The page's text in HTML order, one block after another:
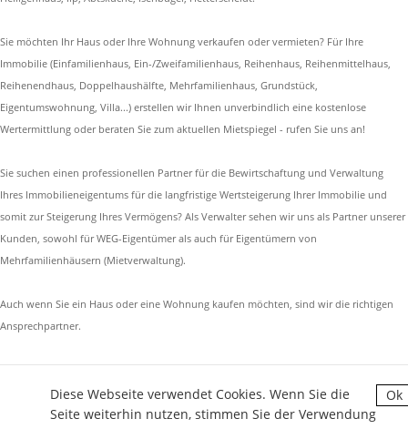
Diese Webseite verwendet Cookies. Wenn Sie die
Seite weiterhin nutzen, stimmen Sie der Verwendung
Ok
Sie möchten Ihr Haus oder Ihre Wohnung verkaufen oder vermieten? Für Ihre
Immobilie (Einfamilienhaus, Ein-/Zweifamilienhaus, Reihenhaus, Reihenmittelhaus,
Reihenendhaus, Doppelhaushälfte, Mehrfamilienhaus, Grundstück,
Eigentumswohnung, Villa...) erstellen wir Ihnen unverbindlich eine kostenlose
Wertermittlung oder beraten Sie zum aktuellen Mietspiegel - rufen Sie uns an!
Sie suchen einen professionellen Partner für die Bewirtschaftung und Verwaltung
Ihres Immobilieneigentums für die langfristige Wertsteigerung Ihrer Immobilie und
somit zur Steigerung Ihres Vermögens? Als Verwalter sehen wir uns als Partner unserer
Kunden, sowohl für WEG-Eigentümer als auch für Eigentümern von
Mehrfamilienhäusern (Mietverwaltung).
Auch wenn Sie ein Haus oder eine Wohnung kaufen möchten, sind wir die richtigen
Ansprechpartner.
NIEDERBERG IMMOBILIEN AGENTUR GMBH - COPYRIGHT 2026
IMMOBILIENSOFTWARE & WEBDESIGN POWERED BY